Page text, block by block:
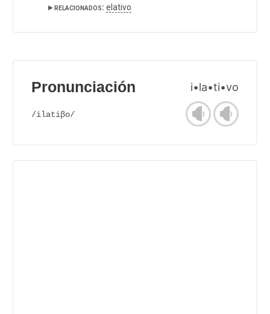
▸ relacionados: elativo
Pronunciación i•la•ti•vo
/ilatiβo/